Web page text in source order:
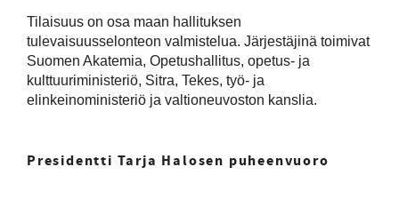
Tilaisuus on osa maan hallituksen
tulevaisuusselonteon valmistelua. Järjestäjinä toimivat
Suomen Akatemia, Opetushallitus, opetus- ja
kulttuuriministeriö, Sitra, Tekes, työ- ja
elinkeinoministeriö ja valtioneuvoston kanslia.
Presidentti Tarja Halosen puheenvuoro